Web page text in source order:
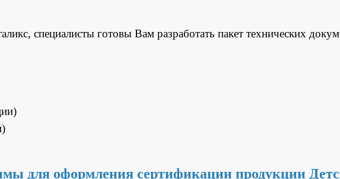
специалисты готовы Вам разработать пакет технических
для оформления сертификации продукции